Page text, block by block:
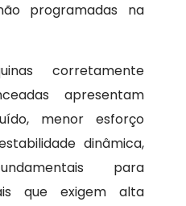
programadas na
corretamente
apresentam
menor esforço
dinâmica,
para
que exigem alta